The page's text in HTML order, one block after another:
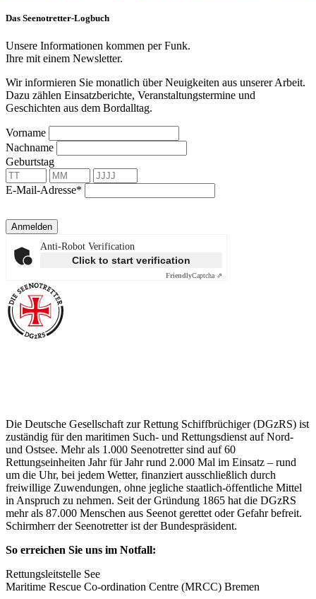
Das Seenotretter-Logbuch
Unsere Informationen kommen per Funk.
Ihre mit einem Newsletter.
Wir informieren Sie monatlich über Neuigkeiten aus unserer Arbeit.
Dazu zählen Einsatzberichte, Veranstaltungstermine und
Geschichten aus dem Bordalltag.
Vorname
Nachname
Geburtstag
E-Mail-Adresse*
Anmelden
Anti-Robot Verification
Click to start verification
FriendlyCaptcha ⇗
Die Deutsche Gesellschaft zur Rettung Schiffbrüchiger (DGzRS) ist
zuständig für den maritimen Such- und Rettungsdienst auf Nord-
und Ostsee. Mehr als 1.000 Seenotretter sind auf 60
Rettungseinheiten Jahr für Jahr rund 2.000 Mal im Einsatz – rund
um die Uhr, bei jedem Wetter, finanziert ausschließlich durch
freiwillige Zuwendungen, ohne jegliche staatlich-öffentliche Mittel
in Anspruch zu nehmen. Seit der Gründung 1865 hat die DGzRS
mehr als 87.000 Menschen aus Seenot gerettet oder Gefahr befreit.
Schirmherr der Seenotretter ist der Bundespräsident.
So erreichen Sie uns im Notfall:
Rettungsleitstelle See
Maritime Rescue Co-ordination Centre (MRCC) Bremen